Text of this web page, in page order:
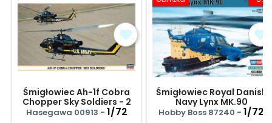
Śmigłowiec Ah-1f Cobra
Chopper Sky Soldiers - 2
Modele
Hasegawa 00913 - 1/72
Śmigłowiec Royal Danish
Navy Lynx MK.90
Hobby Boss 87240 - 1/72